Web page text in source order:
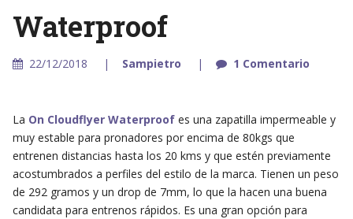
Waterproof
22/12/2018 Sampietro 1 Comentario
La On Cloudflyer Waterproofes una zapatilla impermeable y
muy estable para pronadores por encima de 80kgs que
entrenen distancias hasta los 20 kms y que estén previamente
acostumbrados a perfiles del estilo de la marca. Tienen un peso
de 292 gramos y un drop de 7mm, lo que la hacen una buena
candidata para entrenos rápidos. Es una gran opción para